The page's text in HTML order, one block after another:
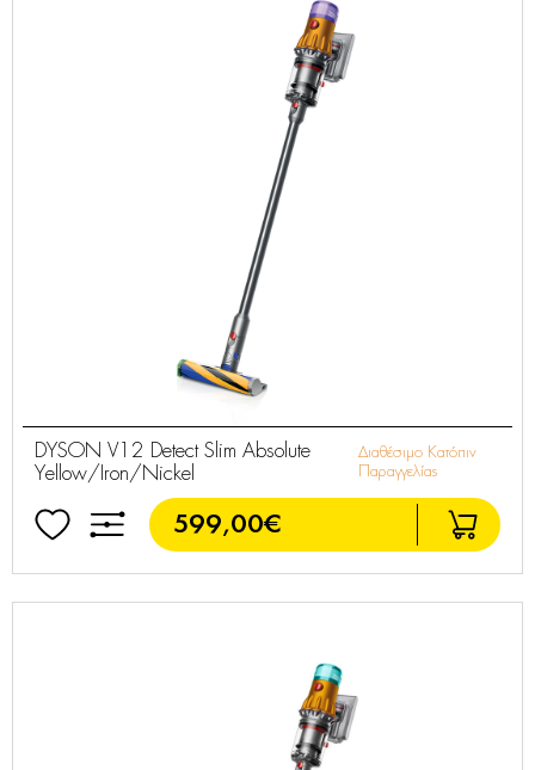
DYSON V12 Detect Slim Absolute
Yellow/Iron/Nickel
Διαθέσιμο Κατόπιν
Παραγγελίας
599,00€